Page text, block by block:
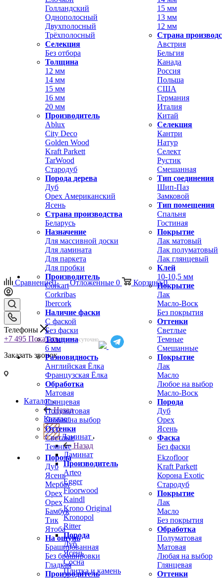
Голландский
Однополосный
Двухполосный
Трёхполосный
Селекция
Без отбора
15 мм
13 мм
12 мм
Страна
Австрия
Бельгия
Толщина
12 мм
14 мм
15 мм
16 мм
20 мм
Производитель
Ablux
City Deco
Golden Wood
Kraft Parkett
TarWood
Стародуб
Порода дерева
Дуб
Орех Американский
Ясень
Страна производства
Беларусь
Канада
Россия
Польша
США
Германия
Италия
Китай
Селекция
Кантри
Натур
Селект
Рустик
Смешанная
Тип соединения
Шип-Паз
Замковой
Тип помещения
Спальня
Гостиная
Назначение
Для массивной доски
Для ламината
Для паркета
Для пробки
Покрытие
Лак матовый
Лак полуматовый
Лак глянцевый
Клей
Производитель
Corkart
Corkribas
Ibercork
Наличие фаски
С фаской
Без фаски
Толщина
6 мм
10-10,5 мм
Покрытие
Лак
Масло-Воск
Без покрытия
Оттенки
Светлые
Темные
Смешанные
Разновидность
Английская Ёлка
Французская Ёлка
Обработка
Матовая
Глянцевая
Полуматовая
Любая на выбор
Оттенки
Светлые
Темные
Покрытие
Лак
Масло
Любое на выбор
Масло-Воск
Порода
Дуб
Орех
Ясень
Фаска
Без фаски
Порода
Дуб
Ясень
Мербау
Орех
Орех
Бамбук
Тик
Ятоба
На ощупь
Брашированная
Без брашировки
Гладкая
Производитель
Ekzofloor
Kraft Parkett
Корона Exotic
Стародуб
Покрытие
Лак
Масло
Без покрытия
Обработка
Полуматовая
Матовая
Любая на выбор
Глянцевая
Оттенки
Сравнение0 Отложенные 0 Корзина 0
Телефоны
+7 495 Показать Круглосуточно
Заказать звонок
Каталог
Назад
Каталог
Ламинат
Назад
Ламинат
Производитель
Arteo
Egger
Floorwood
Kaindl
Krono Original
Kronopol
Ritter
Порода
Дуб
Ясень
Сосна
Плитка и камень